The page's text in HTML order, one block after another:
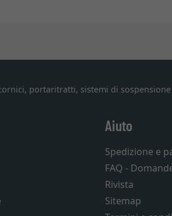
portaritratti, sistemi di
Aiuto
Spedizione e
FAQ -
Rivista
Sitemap